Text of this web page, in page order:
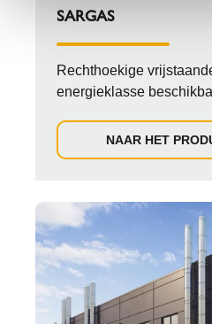
SARGAS
Rechthoekige
energieklasse
NAAR HET